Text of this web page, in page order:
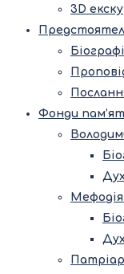
3D
Фонди
Мефодія